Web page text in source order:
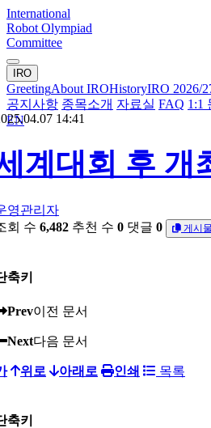
International
Robot Olympiad
Committee
IRO
GreetingAbout IROHistoryIRO 2026/
공지사항 종목소개 자료실 FAQ 1:1
EN
14:41
계대회 후 개
영관리자
회 수 6,482 추천 수 0 댓글 0 게시
축키
Prev이전 문서
Next다음 문서
위로 아래로 인쇄 목록
축키